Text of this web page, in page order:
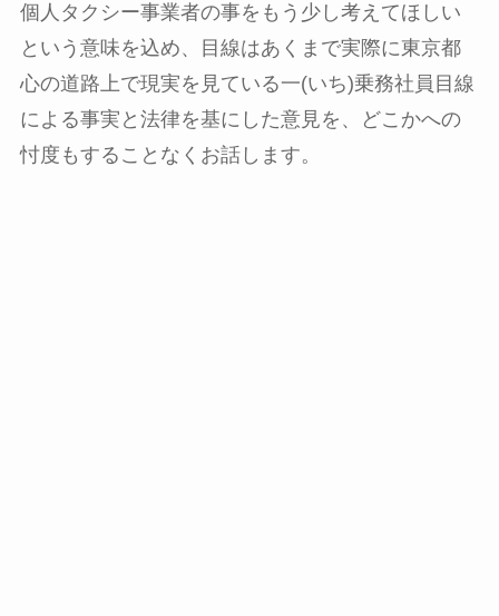
個人タクシー事業者の事をもう少し考えてほしい
という意味を込め、目線はあくまで実際に東京都
心の道路上で現実を見ている一(いち)乗務社員目線
による事実と法律を基にした意見を、どこかへの
忖度もすることなくお話します。